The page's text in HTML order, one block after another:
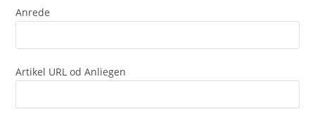
Anrede
Artikel URL od Anliegen